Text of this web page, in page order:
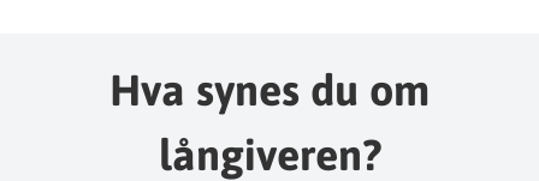
Hva synes du om
långiveren?